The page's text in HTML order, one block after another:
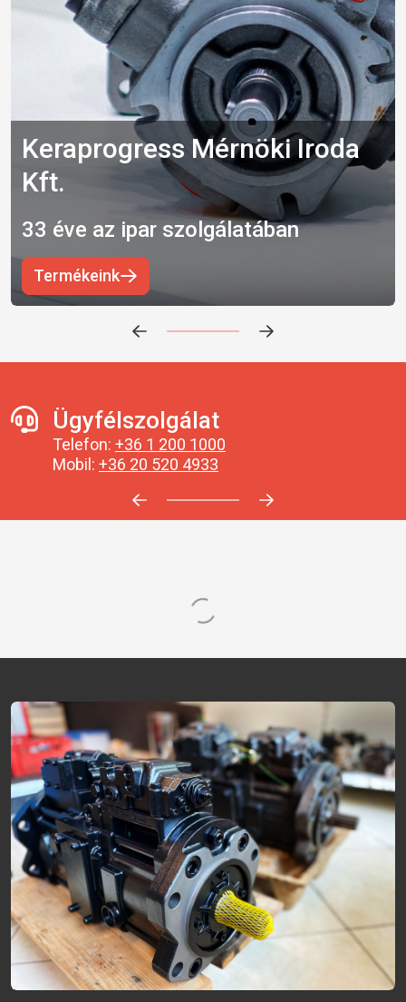
Keraprogress Mérnöki Iroda
Kft.
33 éve az ipar szolgálatában
Termékeink
Ügyfélszolgálat
Telefon: +36 1 200 1000
Mobil: +36 20 520 4933
Előrehaladás:0